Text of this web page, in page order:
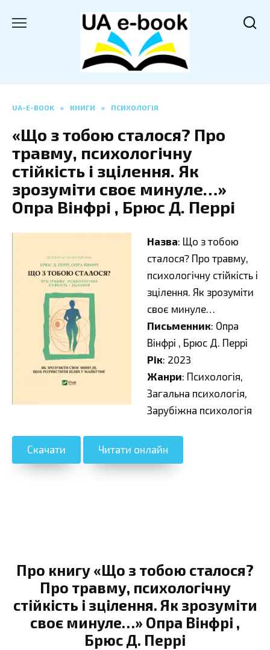
UA-E-BOOK » КНИГИ » ПСИХОЛОГІЯ
«Що з тобою сталося? Про
травму, психологічну
стійкість і зцілення. Як
зрозуміти своє минуле…»
Опра Вінфрі , Брюс Д. Перрі
Назва: Що з тобою
сталося? Про травму,
психологічну стійкість і
зцілення. Як зрозуміти
своє минуле…
Письменник: Опра
Вінфрі , Брюс Д. Перрі
Рік: 2023
Жанри: Психологія,
Загальна психологія,
Зарубіжна психологія
Скачати Читати онлайн
Про книгу «Що з тобою сталося?
Про травму, психологічну
стійкість і зцілення. Як зрозуміти
своє минуле…» Опра Вінфрі ,
Брюс Д. Перрі